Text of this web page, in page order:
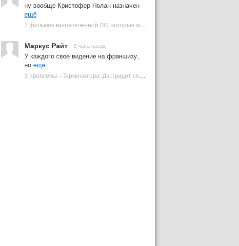
ну вообще Кристофер Нолан назначен
ещё
7 фильмов киновселенной DC, которые может снять Зак Снайдер | Plugged In Ru
Маркус Райт 3 часа назад
У каждого свое видение на франшизу,
но ещё
3 проблемы «Терминатора: Да придет спаситель», которые испортили фильм | Plugged In Ru